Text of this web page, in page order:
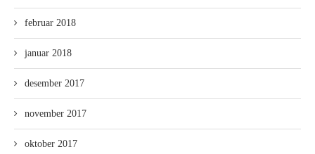
februar 2018
januar 2018
desember 2017
november 2017
oktober 2017